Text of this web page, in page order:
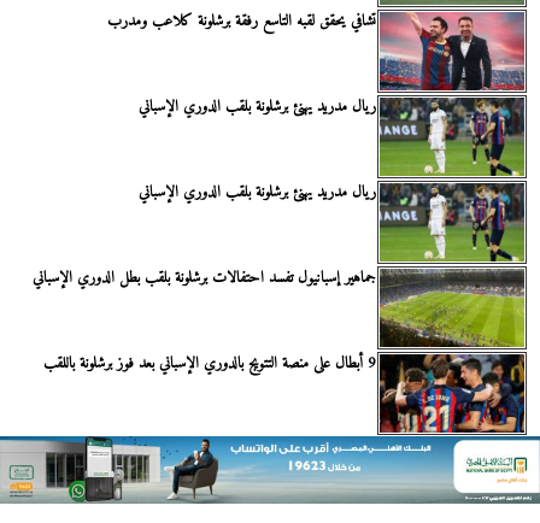
تشافي يحقق لقبه التاسع رفقة برشلونة كلاعب ومدرب
ريال مدريد يهنئ برشلونة بلقب الدوري الإسباني
ريال مدريد يهنئ برشلونة بلقب الدوري الإسباني
جماهير إسبانيول تفسد احتفالات برشلونة بلقب بطل الدوري الإسباني
9 أبطال على منصة التتويج بالدوري الإسباني بعد فوز برشلونة باللقب